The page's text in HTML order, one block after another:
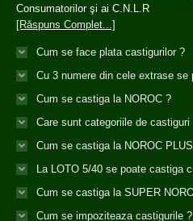
Consumatorilor şi ai C.N.L.R
[Răspuns Complet...]
Cum se face plata castigurilor ?
Cu 3 numere din cele extrase
Cum se castiga la NOROC ?
Care sunt categoriile de
Cum se castiga la NOROC
La LOTO 5/40 se poate castiga
Cum se castiga la SUPER
Cum se impoziteaza castigurile ?